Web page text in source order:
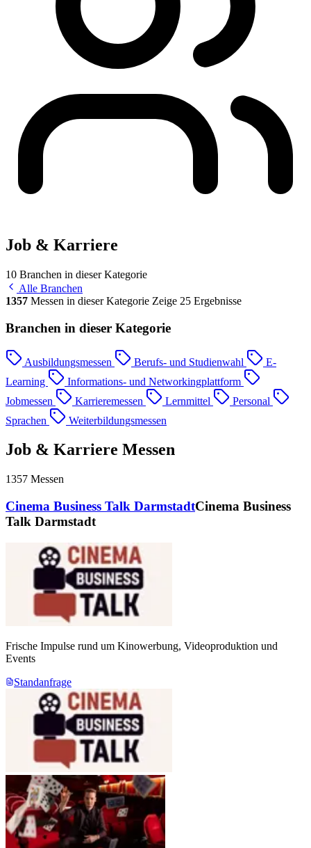
Job & Karriere
10 Branchen in dieser Kategorie
Alle Branchen
1357 Messen in dieser Kategorie Zeige 25 Ergebnisse
Branchen in dieser Kategorie
Ausbildungsmessen Berufs- und Studienwahl
E-
Learning
Informations- und Networkingplattform
Jobmessen
Karrieremessen Lernmittel
Personal
Sprachen
Weiterbildungsmessen
Job & Karriere Messen
1357 Messen
Cinema Business Talk DarmstadtCinema Business
Talk Darmstadt
Frische Impulse rund um Kinowerbung, Videoproduktion und
Events
Standanfrage